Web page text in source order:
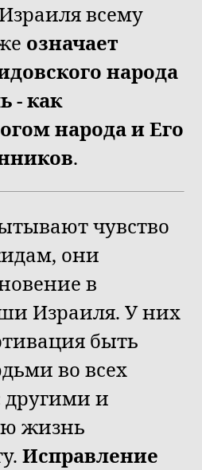
всему
означает
народа
- как
народа и Его
.
чувство
они
в
Израиля. У них
быть
во всех
и
жизнь
Исправление